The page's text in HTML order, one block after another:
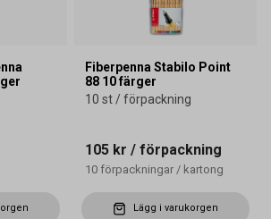
Fiberpenna Stabilo Point
88 10 färger
10 st / förpackning
105 kr / förpackning
10 förpackningar / kartong
Lägg i varukorgen